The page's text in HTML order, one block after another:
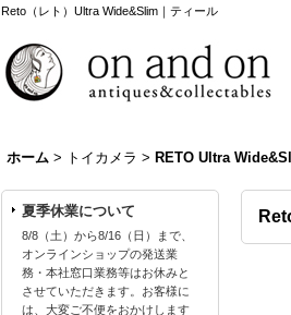
Reto（レト）Ultra Wide&Slim｜ティール
ホーム > トイカメラ > RETO Ultra
夏季休業について
8/8（土）から8/16（日）まで、
オンラインショップの発送業
務・本社窓口業務等はお休みと
させていただきます。お客様に
は、大変ご不便をおかけします